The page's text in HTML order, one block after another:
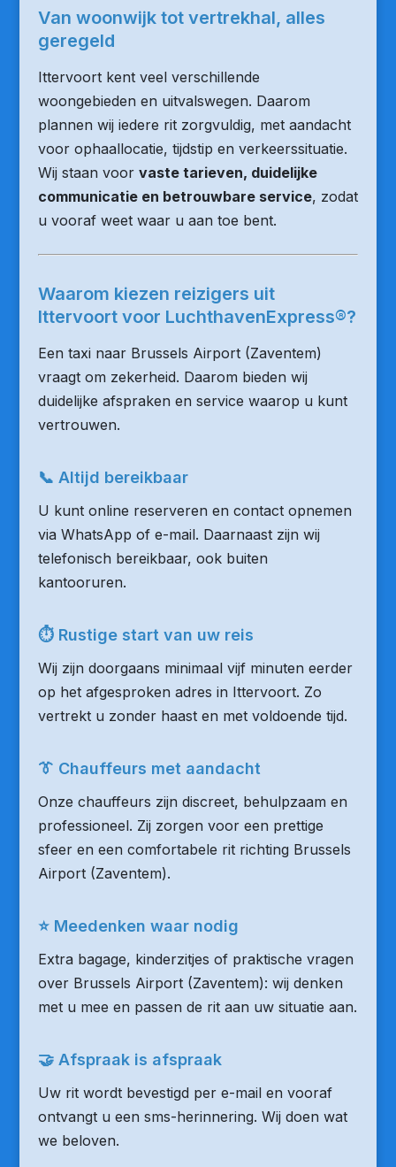
Van woonwijk tot vertrekhal, alles
geregeld
Ittervoort kent veel verschillende
woongebieden en uitvalswegen. Daarom
plannen wij iedere rit zorgvuldig, met aandacht
voor ophaallocatie, tijdstip en verkeerssituatie.
Wij staan voor vaste tarieven, duidelijke
communicatie en betrouwbare service, zodat
u vooraf weet waar u aan toe bent.
Waarom kiezen reizigers uit
Ittervoort voor LuchthavenExpress®?
Een taxi naar Brussels Airport (Zaventem)
vraagt om zekerheid. Daarom bieden wij
duidelijke afspraken en service waarop u kunt
vertrouwen.
📞 Altijd bereikbaar
U kunt online reserveren en contact opnemen
via WhatsApp of e-mail. Daarnaast zijn wij
telefonisch bereikbaar, ook buiten
kantooruren.
⏱ Rustige start van uw reis
Wij zijn doorgaans minimaal vijf minuten eerder
op het afgesproken adres in Ittervoort. Zo
vertrekt u zonder haast en met voldoende tijd.
👔 Chauffeurs met aandacht
Onze chauffeurs zijn discreet, behulpzaam en
professioneel. Zij zorgen voor een prettige
sfeer en een comfortabele rit richting Brussels
Airport (Zaventem).
⭐ Meedenken waar nodig
Extra bagage, kinderzitjes of praktische vragen
over Brussels Airport (Zaventem): wij denken
met u mee en passen de rit aan uw situatie aan.
🤝 Afspraak is afspraak
Uw rit wordt bevestigd per e-mail en vooraf
ontvangt u een sms-herinnering. Wij doen wat
we beloven.